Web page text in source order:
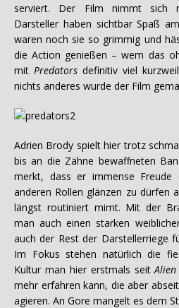
serviert. Der Film nimmt sich
Darsteller haben sichtbar Spaß
waren noch sie so grimmig und
die Action genießen – wem das
mit Predatorsdefinitiv viel
nichts anderes wurde der Film
Adrien Brody spielt hier trotz
bis an die Zähne bewaffneten
merkt, dass er immense
anderen Rollen glänzen zu dürfen
längst routiniert mimt. Mit der
man auch einen starken
auch der Rest der Darstellerriege
Im Fokus stehen natürlich die
Kultur man hier erstmals seit
mehr erfahren kann, die aber
agieren. An Gore mangelt es dem